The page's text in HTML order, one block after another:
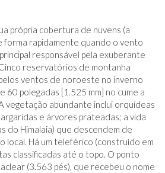
própria cobertura de nuvens (a
forma rapidamente quando o vento
responsável pela exuberante
reservatórios de montanha
ventos de noroeste no inverno
60 polegadas [1.525 mm] no cume a
vegetação abundante inclui orquídeas
e árvores prateadas; a vida
do Himalaia) que descendem de
local. Há um teleférico (construído em
classificadas até o topo. O ponto
(3.563 pés), que recebeu o nome